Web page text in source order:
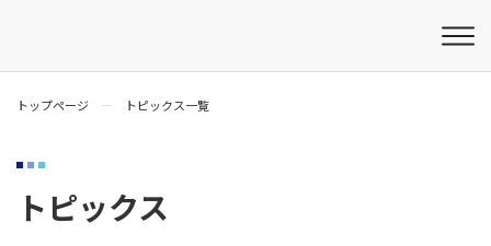
トップページ トピックス一覧
トピックス